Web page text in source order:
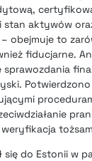
stan aktywów
obejmuje to
fiducjarne.
do Estonii w